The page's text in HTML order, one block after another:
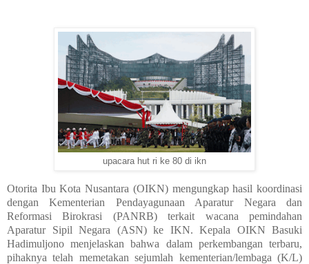
upacara hut ri ke 80 di ikn
Otorita Ibu Kota Nusantara (OIKN) mengungkap hasil koordinasi
dengan Kementerian Pendayagunaan Aparatur Negara dan
Reformasi Birokrasi (PANRB) terkait wacana pemindahan
Aparatur Sipil Negara (ASN) ke IKN. Kepala OIKN Basuki
Hadimuljono menjelaskan bahwa dalam perkembangan terbaru,
pihaknya telah memetakan sejumlah kementerian/lembaga (K/L)